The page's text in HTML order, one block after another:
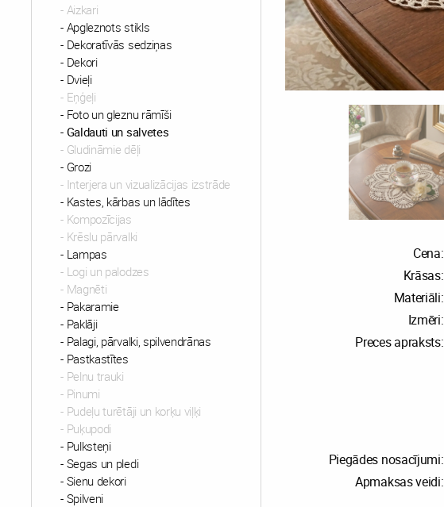
Aizkari
Apgleznots stikls
Dekoratīvās sedziņas
Dekori
Dvieļi
Eņģeļi
Foto un gleznu rāmīši
Galdauti un salvetes
Gludināmie dēļi
Grozi
Interjera un vizualizācijas izstrāde
Kastes, kārbas un lādītes
Kompozīcijas
Krēslu pārvalki
Lampas
Logi un palodzes
Magnēti
Pakaramie
Paklāji
Palagi, pārvalki, spilvendrānas
Pastkastītes
Pelnu trauki
Pinumi
Pudeļu turētāji un korķu viļķi
Puķupodi
Pulksteņi
Segas un pledi
Sienu dekori
Spilveni
Cena:
Krāsas:
Materiāli:
Izmēri:
Preces apraksts:
Piegādes nosacījumi:
Apmaksas veidi: